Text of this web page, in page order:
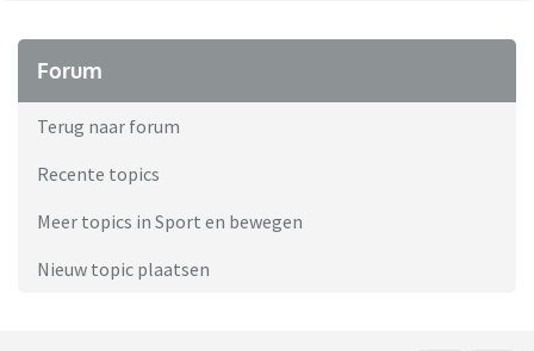
Forum
Terug naar forum
Recente topics
Meer topics in Sport en bewegen
Nieuw topic plaatsen